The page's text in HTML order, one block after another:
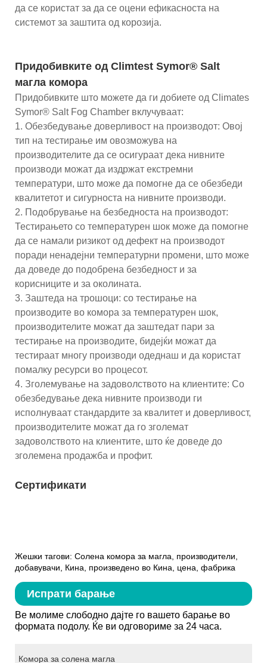
да се користат за да се оцени ефикасноста на
системот за заштита од корозија.
Придобивките од Climtest Symor® Salt
магла комора
Придобивките што можете да ги добиете од Climates
Symor® Salt Fog Chamber вклучуваат:
1. Обезбедување доверливост на производот: Овој
тип на тестирање им овозможува на
производителите да се осигураат дека нивните
производи можат да издржат екстремни
температури, што може да помогне да се обезбеди
квалитетот и сигурноста на нивните производи.
2. Подобрување на безбедноста на производот:
Тестирањето со температурен шок може да помогне
да се намали ризикот од дефект на производот
поради ненадејни температурни промени, што може
да доведе до подобрена безбедност и за
корисниците и за околината.
3. Заштеда на трошоци: со тестирање на
производите во комора за температурен шок,
производителите можат да заштедат пари за
тестирање на производите, бидејќи можат да
тестираат многу производи одеднаш и да користат
помалку ресурси во процесот.
4. Зголемување на задоволството на клиентите: Со
обезбедување дека нивните производи ги
исполнуваат стандардите за квалитет и доверливост,
производителите можат да го зголемат
задоволството на клиентите, што ќе доведе до
зголемена продажба и профит.
Сертификати
Жешки тагови: Солена комора за магла, производители,
добавувачи, Кина, произведено во Кина, цена, фабрика
Испрати барање
Ве молиме слободно дајте го вашето барање во
формата подолу. Ќе ви одговориме за 24 часа.